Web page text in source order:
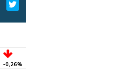
-0,26%